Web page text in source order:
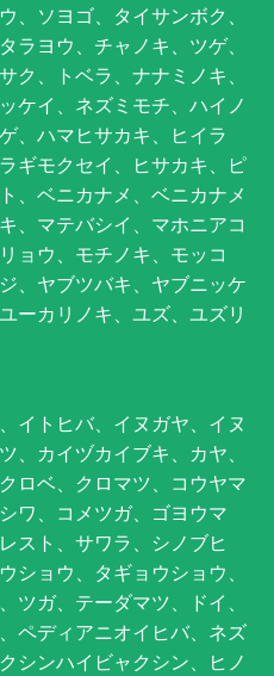
、ソヨゴ、タイサンボク、
ラヨウ、チャノキ、ツゲ、
ク、トベラ、ナナミノキ、
ケイ、ネズミモチ、ハイノ
、ハマヒサカキ、ヒイラ
ギモクセイ、ヒサカキ、ピ
、ベニカナメ、ベニカナメ
、マテバシイ、マホニアコ
ョウ、モチノキ、モッコ
、ヤブツバキ、ヤブニッケ
ーカリノキ、ユズ、ユズリ
イトヒバ、イヌガヤ、イヌ
、カイヅカイブキ、カヤ、
ロベ、クロマツ、コウヤマ
ワ、コメツガ、ゴヨウマ
スト、サワラ、シノブヒ
ショウ、タギョウショウ、
ツガ、テーダマツ、ドイ、
ペディアニオイヒバ、ネズ
シンハイビャクシン、ヒノ